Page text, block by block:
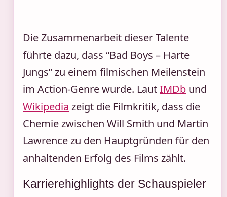
Die Zusammenarbeit dieser Talente
führte dazu, dass “Bad Boys – Harte
Jungs” zu einem filmischen Meilenstein
im Action-Genre wurde. LautIMDb und
Wikipedia zeigt die Filmkritik, dass die
Chemie zwischen Will Smith und Martin
Lawrence zu den Hauptgründen für den
anhaltenden Erfolg des Films zählt.
Karrierehighlights der Schauspieler